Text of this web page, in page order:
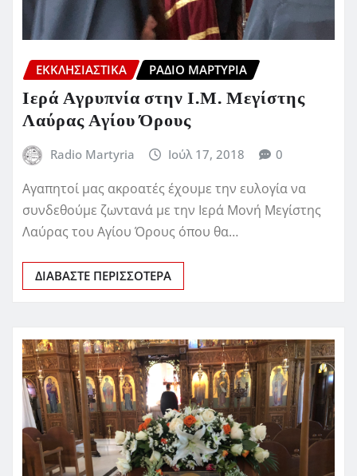
ΕΚΚΛΗΣΙΑΣΤΙΚΆ ΡΆΔΙΟ ΜΑΡΤΥΡΊΑ
Ιερά Αγρυπνία στην Ι.Μ. Μεγίστης
Λαύρας Αγίου Όρους
Radio Martyria Ιούλ 17, 2018 0
Αγαπητοί μας ακροατές έχουμε την ευλογία να
συνδεθούμε ζωντανά με την Ιερά Μονή Μεγίστης
Λαύρας του Αγίου Όρους όπου θα…
ΔΙΑΒΆΣΤΕ ΠΕΡΙΣΣΌΤΕΡΑ